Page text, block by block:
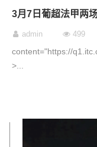
3月7日葡超法甲两
admin 499
content="https://
˃...